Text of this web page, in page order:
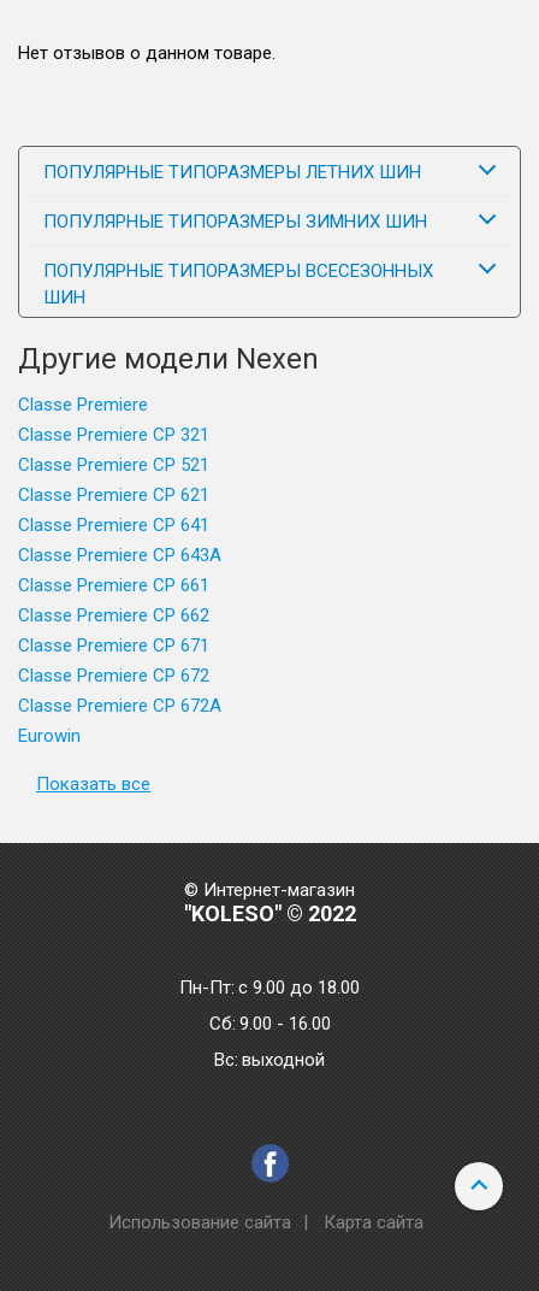
Нет отзывов о данном товаре.
ПОПУЛЯРНЫЕ ТИПОРАЗМЕРЫ ЛЕТНИХ ШИН
ПОПУЛЯРНЫЕ ТИПОРАЗМЕРЫ ЗИМНИХ ШИН
ПОПУЛЯРНЫЕ ТИПОРАЗМЕРЫ ВСЕСЕЗОННЫХ
ШИН
Другие модели Nexen
Classe Premiere
Classe Premiere CP 321
Classe Premiere CP 521
Classe Premiere CP 621
Classe Premiere CP 641
Classe Premiere CP 643A
Classe Premiere CP 661
Classe Premiere CP 662
Classe Premiere CP 671
Classe Premiere CP 672
Classe Premiere CP 672A
Eurowin
Показать все
© Интернет-магазин
"KOLESO" © 2022
Пн-Пт:с 9.00 до 18.00
Сб: 9.00 - 16.00
Bc: выходной
Использование сайта | Карта сайта